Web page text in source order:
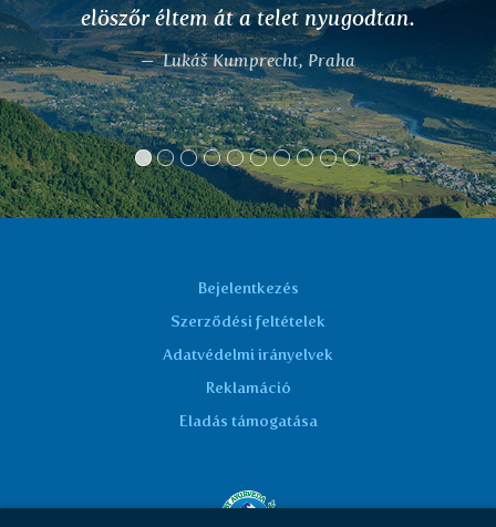
almost miraculous effects that your herb
mixtures may have in some cases.
MUDr.Marie Mášková
Bejelentkezés
Szerződési feltételek
Adatvédelmi irányelvek
Reklamáció
Eladás támogatása